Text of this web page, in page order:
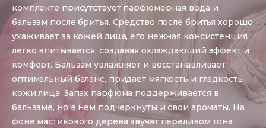
комплекте присутствует парфюмерная вода и
бальзам после бритья. Средство после бритья хорошо
ухаживает за кожей лица, его нежная консистенция
легко впитывается, создавая охлаждающий эффект и
комфорт. Бальзам увлажняет и восстанавливает
оптимальный баланс, придает мягкость и гладкость
кожи лица. Запах парфюма поддерживается в
бальзаме, но в нем подчеркнуты и свои ароматы. На
фоне мастикового дерева звучат переливом тона